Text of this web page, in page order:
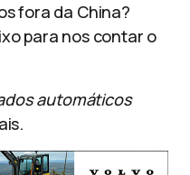
fora da China?
para nos contar o
automáticos